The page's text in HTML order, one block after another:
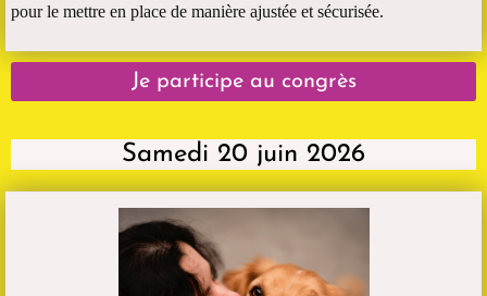
pour le mettre en place de manière ajustée et sécurisée.
Je participe au congrès
Samedi 20 juin 2026